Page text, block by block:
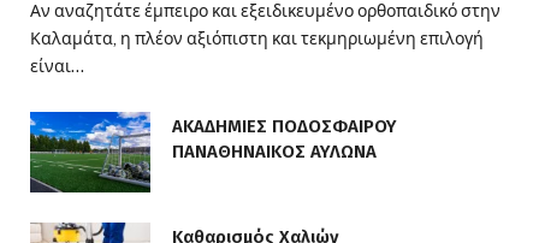
Αν αναζητάτε έμπειρο και εξειδικευμένο ορθοπαιδικό στην
Καλαμάτα, η πλέον αξιόπιστη και τεκμηριωμένη επιλογή
είναι…
ΑΚΑΔΗΜΙΕΣ ΠΟΔΟΣΦΑΙΡΟΥ
ΠΑΝΑΘΗΝΑΙΚΟΣ ΑΥΛΩΝΑ
Καθαρισμός Χαλιών